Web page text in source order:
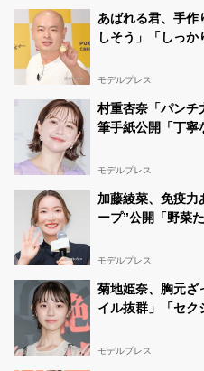
あばれる君、手作
しそう」「しっ
モデルプレス
村重杏奈「パンチ
筆手紙公開「丁寧
モデルプレス
加藤綾菜、免疫力
ープ”公開「野菜
モデルプレス
菊地姫奈、胸元ざ
イル抜群」「セク
モデルプレス